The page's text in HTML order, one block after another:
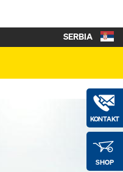
KONTAKT
SHOP
SERBIA